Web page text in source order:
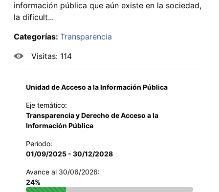
información pública que aún existe en la sociedad,
la dificult...
Categorías: Transparencia
Visitas: 114
Unidad de Acceso a la Información Pública
Eje temático:
Transparencia y Derecho de Acceso a la
Información Pública
Período:
01/09/2025 - 30/12/2028
Avance al 30/06/2026:
24%